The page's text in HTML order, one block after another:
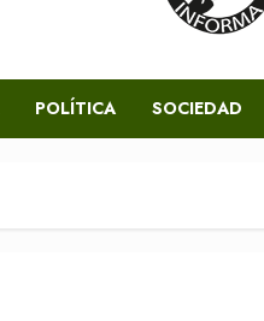
POLÍTICA SOCIEDAD